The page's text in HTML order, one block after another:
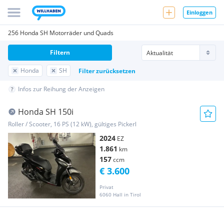
Einloggen
256 Honda SH Motorräder und Quads
Honda SH Filter zurücksetzen
Filtern
Infos zur Reihung der Anzeigen
Honda SH 150i
Roller / Scooter, 16 PS (12 kW), gültiges Pickerl
2024 EZ
1.861 km
157ccm
Privat
6060 Hall in Tirol
€ 3.600